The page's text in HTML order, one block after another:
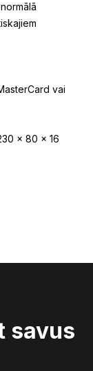
vai
x 80 x 16
savus